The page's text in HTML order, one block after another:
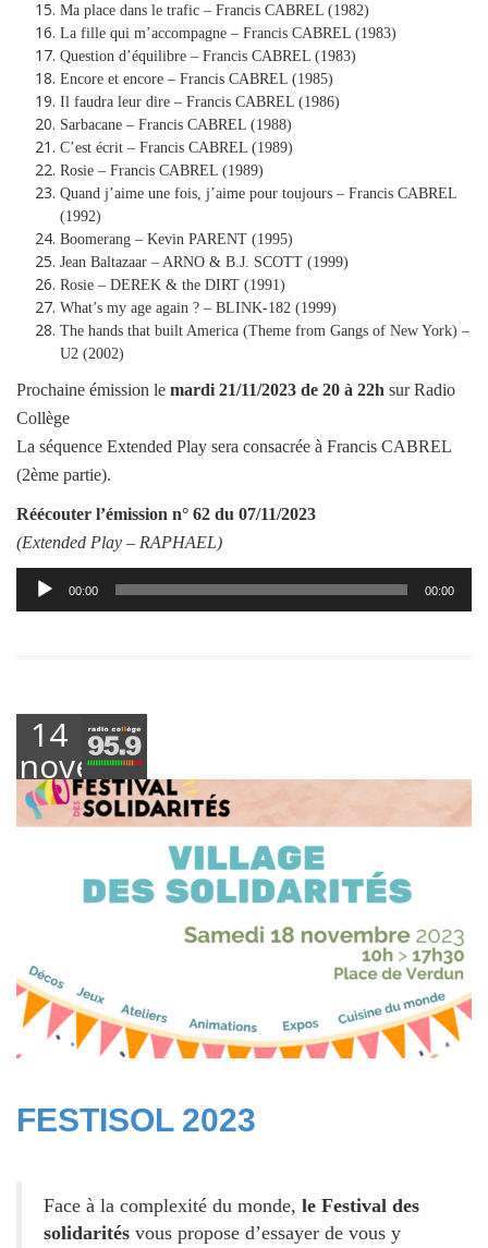
Ma place dans le trafic – Francis CABREL (1982)
La fille qui m’accompagne – Francis CABREL (1983)
Question d’équilibre – Francis CABREL (1983)
Encore et encore – Francis CABREL (1985)
Il faudra leur dire – Francis CABREL (1986)
Sarbacane – Francis CABREL (1988)
C’est écrit – Francis CABREL (1989)
Rosie – Francis CABREL (1989)
Quand j’aime une fois, j’aime pour toujours – Francis CABREL
(1992)
Boomerang – Kevin PARENT (1995)
Jean Baltazaar – ARNO & B.J. SCOTT (1999)
Rosie – DEREK & the DIRT (1991)
What’s my age again ? – BLINK-182 (1999)
The hands that built America (Theme from Gangs of New York) –
U2 (2002)
Prochaine émission le mardi 21/11/2023 de 20 à 22h sur Radio
Collège
La séquence Extended Play sera consacrée à Francis CABREL
(2ème partie).
Réécouter l’émission n° 62 du 07/11/2023
(Extended Play – RAPHAEL)
Lecteur
audio
00:00 00:00
14
novembre
2023
FESTISOL 2023
Face à la complexité du monde, le Festival des
solidarités vous propose d’essayer de vous y